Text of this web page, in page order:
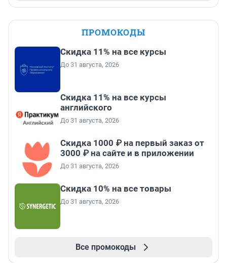
ПРОМОКОДЫ
Скидка 11% на все курсы
До 31 августа, 2026
Скидка 11% на все курсы
английского
До 31 августа, 2026
Скидка 1000 ₽ на первый заказ от
3000 ₽ на сайте и в приложении
До 31 августа, 2026
Скидка 10% на все товары
До 31 августа, 2026
Все промокоды